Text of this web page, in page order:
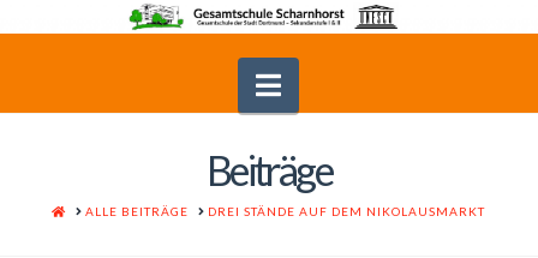
Navigation
Beiträge
HOMEALLE BEITRÄGE DREI STÄNDE AUF DEM NIKOLAUSMARKT